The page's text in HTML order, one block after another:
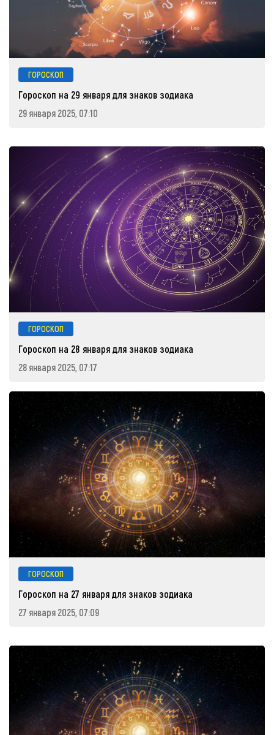
ГОРОСКОП
Гороскоп на 29 января для знаков зодиака
29 января 2025, 07:10
ГОРОСКОП
Гороскоп на 28 января для знаков зодиака
28 января 2025, 07:17
ГОРОСКОП
Гороскоп на 27 января для знаков зодиака
27 января 2025, 07:09